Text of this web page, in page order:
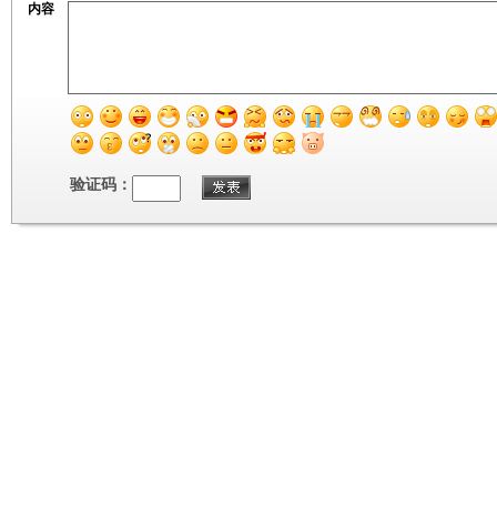
内容
验证码：